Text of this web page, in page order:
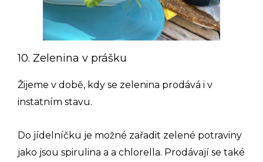
10. Zelenina v prášku
Žijeme v době, kdy se zelenina prodává i v
instatním stavu.
Do jídelníčku je možné zařadit zelené potraviny
jako jsou spirulina a a chlorella. Prodávají se také